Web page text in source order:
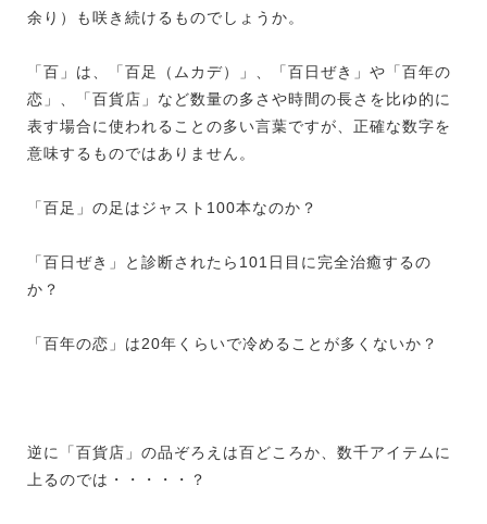
余り）も咲き続けるものでしょうか。
「百」は、「百足（ムカデ）」、「百日ぜき」や「百年の
恋」、「百貨店」など数量の多さや時間の長さを比ゆ的に
表す場合に使われることの多い言葉ですが、正確な数字を
意味するものではありません。
「百足」の足はジャスト 100本なのか？
「百日ぜき」と診断されたら 101 日目に完全治癒するの
か？
「百年の恋」は20年くらいで冷めることが多くないか？
逆に「百貨店」の品ぞろえは百どころか、数千アイテムに
上るのでは・・・・・？